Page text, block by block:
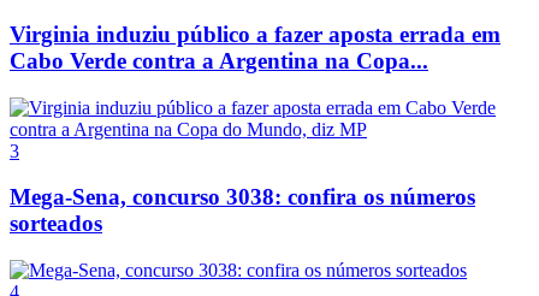
Virginia induziu público a fazer aposta errada em
Cabo Verde contra a Argentina na Copa...
3
Mega-Sena, concurso 3038: confira os números
sorteados
4